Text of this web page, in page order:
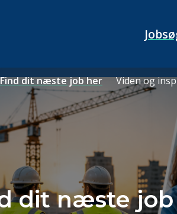
Find dit næste job her Viden og
dit næste